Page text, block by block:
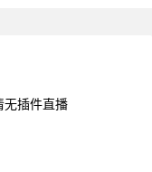
无插件直播